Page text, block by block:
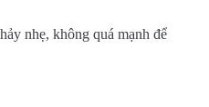
nhẹ, không quá mạnh để